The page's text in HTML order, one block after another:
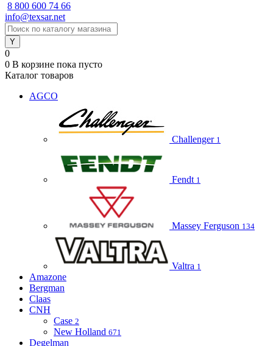
8 800 600 74 66
info@texsar.net
0
0 В корзине пока пусто
Каталог товаров
AGCO
Challenger 1
Fendt 1
Massey Ferguson 134
Valtra 1
Amazone
Bergman
Claas
CNH
Case 2
New Holland 671
Degelman